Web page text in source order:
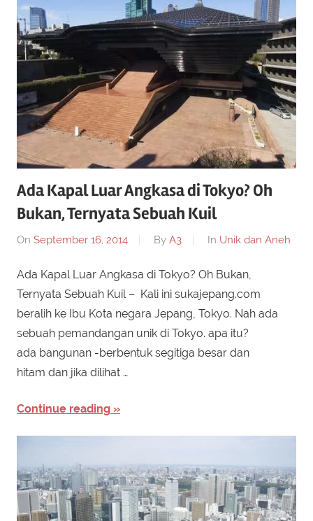
Ada Kapal Luar Angkasa di Tokyo? Oh
Bukan, Ternyata Sebuah Kuil
On September 16, 2014 By A3 In Unik dan Aneh
Ada Kapal Luar Angkasa di Tokyo? Oh Bukan,
Ternyata Sebuah Kuil – Kali ini sukajepang.com
beralih ke Ibu Kota negara Jepang, Tokyo. Nah ada
sebuah pemandangan unik di Tokyo. apa itu?
ada bangunan -berbentuk segitiga besar dan
hitam dan jika dilihat …
Continue reading